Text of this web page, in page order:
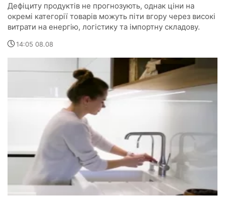
Дефіциту продуктів не прогнозують, однак ціни на
окремі категорії товарів можуть піти вгору через високі
витрати на енергію, логістику та імпортну складову.
14:05 08.08